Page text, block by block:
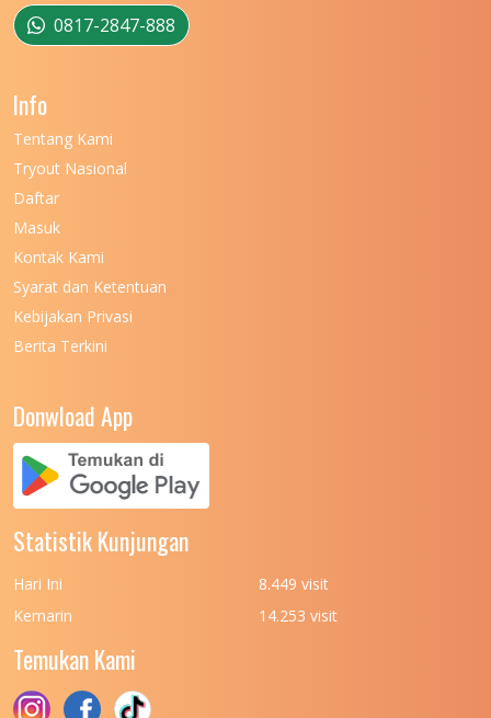
UNIVERSITAS MUSAMUS
UNIVERSITAS NEGERI KHAIRUN
UNIVERSITAS NEGERI MANADO
UNIVERSITAS NEGERI MEDAN
UNIVERSITAS NEGERI PADANG
UNIVERSITAS NUSA CENDANA
UNIVERSITAS PADJADJARAN
UNIVERSITAS PATTIMURA
(UPN) VETERAN JAKARTA
UNIVERSITAS PEMBANGUNAN NASIONAL
(UPN) VETERAN JAWA TIMUR
0817-2847-888
Info
Tentang Kami
Tryout Nasional
Daftar
Masuk
Kontak Kami
Syarat dan Ketentuan
Kebijakan Privasi
Berita Terkini
Donwload App
Statistik Kunjungan
Hari Ini
8.449 visit
Kemarin
14.253 visit
Temukan Kami